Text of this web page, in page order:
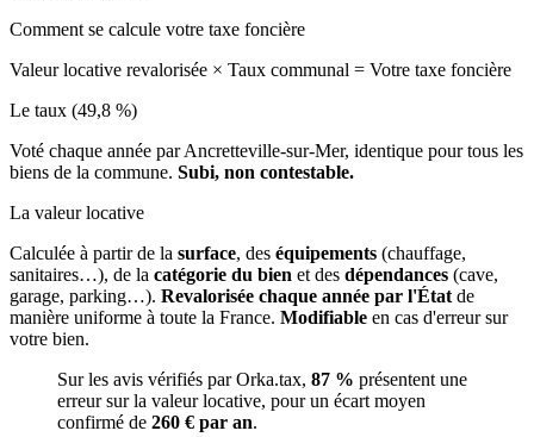
Comment se calcule votre taxe foncière
Valeur locative revalorisée × Taux communal = Votre taxe foncière
Le taux (49,8 %)
Voté chaque année par Ancretteville-sur-Mer, identique pour tous les
biens de la commune. Subi, non contestable.
La valeur locative
Calculée à partir de la surface, des équipements (chauffage,
sanitaires…), de la catégorie du bien et des dépendances (cave,
garage, parking…). Revalorisée chaque année par l'État de
manière uniforme à toute la France. Modifiable en cas d'erreur sur
votre bien.
Sur les avis vérifiés par Orka.tax, 87 % présentent une
erreur sur la valeur locative, pour un écart moyen
confirmé de 260 € par an.